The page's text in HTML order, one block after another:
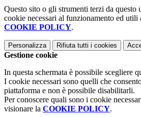
Questo sito o gli strumenti terzi da
cookie necessari al funzionamento ed
COOKIE POLICY.
Personalizza Rifiuta tutti i cookies
Gestione cookie
In questa schermata è possibile scegliere
I cookie necessari sono quelli che
piattaforma e non è possibile disabilitarli.
Per conoscere quali sono i cookie
visionare la COOKIE POLICY.